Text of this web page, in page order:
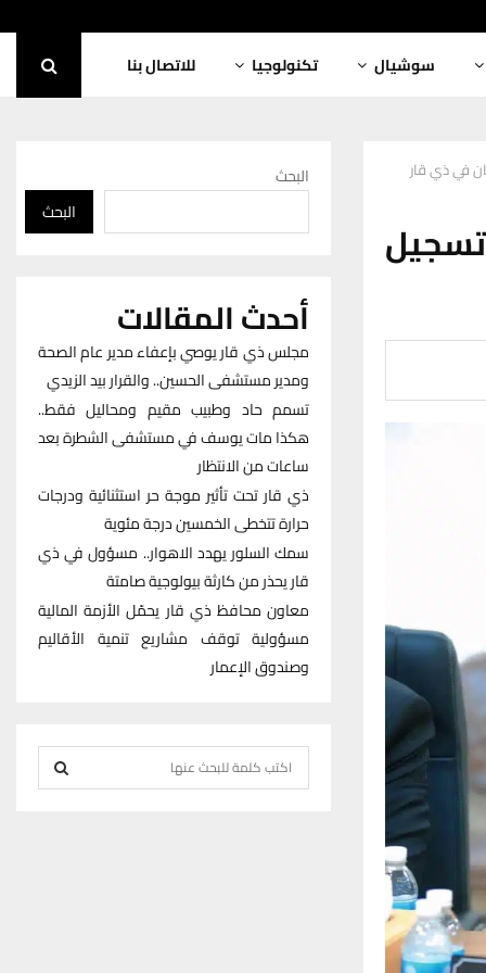
سوشيال تكنولوجيا للاتصال بنا
البحث
البحث
أحدث المقالات
مجلس ذي قار يوصي بإعفاء مدير عام الصحة
ومدير مستشفى الحسين.. والقرار بيد الزيدي
تسمم حاد وطبيب مقيم ومحاليل فقط..
هكذا مات يوسف في مستشفى الشطرة بعد
ساعات من الانتظار
ذي قار تحت تأثير موجة حر استثنائية ودرجات
حرارة تتخطى الخمسين درجة مئوية
سمك السلور يهدد الاهوار.. مسؤول في ذي
قار يحذر من كارثة بيولوجية صامتة
معاون محافظ ذي قار يحمّل الأزمة المالية
مسؤولية توقف مشاريع تنمية الأقاليم
وصندوق الإعمار
e